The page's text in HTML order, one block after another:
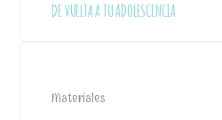
DE VUELTA A TU ADOLESCENCIA
Materiales